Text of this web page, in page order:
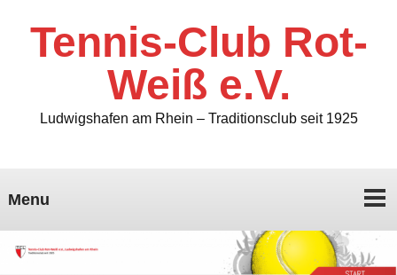
Tennis-Club Rot-
Weiß e.V.
Ludwigshafen am Rhein – Traditionsclub seit 1925
Menu